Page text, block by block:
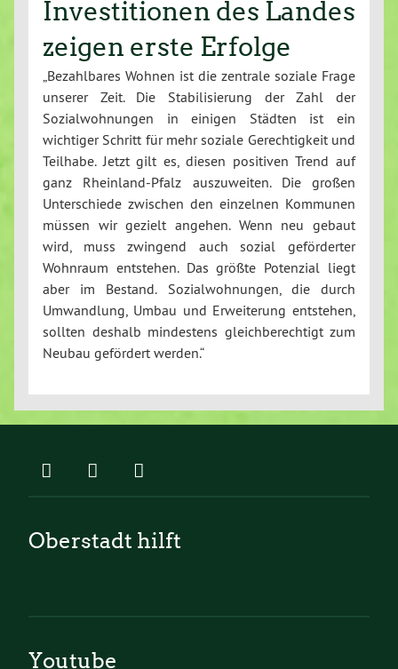
Investitionen des Landes
zeigen erste Erfolge
„Bezahlbares Wohnen ist die zentrale soziale Frage
unserer Zeit. Die Stabilisierung der Zahl der
Sozialwohnungen in einigen Städten ist ein
wichtiger Schritt für mehr soziale Gerechtigkeit und
Teilhabe. Jetzt gilt es, diesen positiven Trend auf
ganz Rheinland-Pfalz auszuweiten. Die großen
Unterschiede zwischen den einzelnen Kommunen
müssen wir gezielt angehen. Wenn neu gebaut
wird, muss zwingend auch sozial geförderter
Wohnraum entstehen. Das größte Potenzial liegt
aber im Bestand. Sozialwohnungen, die durch
Umwandlung, Umbau und Erweiterung entstehen,
sollten deshalb mindestens gleichberechtigt zum
Neubau gefördert werden.“
Oberstadt hilft
Youtube